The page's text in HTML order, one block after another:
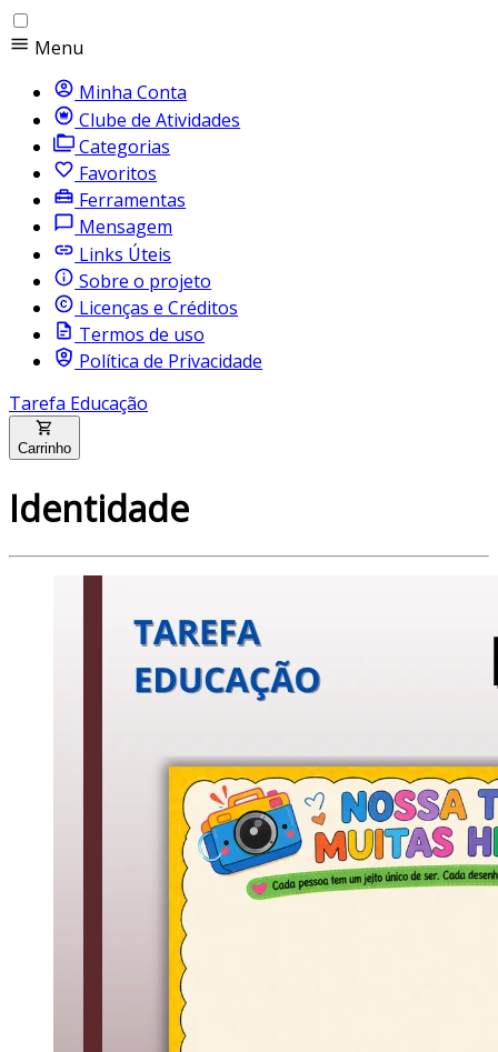
Menu
Minha Conta
Clube de Atividades
Categorias
Favoritos
Ferramentas
Mensagem
Links Úteis
Sobre o projeto
Licenças e Créditos
Termos de uso
Política de Privacidade
Tarefa Educação
Carrinho
Identidade